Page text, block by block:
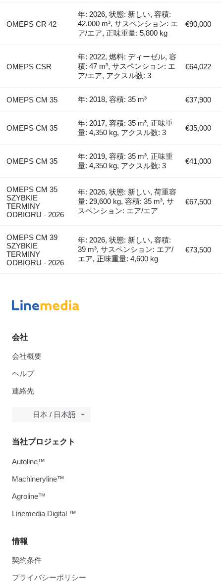
OMEPS CR 42
年: 2026, 状態: 新しい, 容積:
42,000 m³, サスペンション: エ
ア/エア, 正味重量: 5,800 kg
€90,000
OMEPS CSR
年: 2022, 燃料: ディーゼル, 容
積: 47 m³, サスペンション: エ
ア/エア, アクスル数: 3
€64,022
OMEPS CM 35 年: 2018, 容積: 35 m³ €37,900
OMEPS CM 35
年: 2017, 容積: 35 m³, 正味重
量: 4,350 kg, アクスル数: 3
€35,000
OMEPS CM 35
年: 2019, 容積: 35 m³, 正味重
量: 4,350 kg, アクスル数: 3
€41,000
OMEPS CM 35
SZYBKIE
TERMINY
ODBIORU - 2026
年: 2026, 状態: 新しい, 荷重容
量: 29,600 kg, 容積: 35 m³, サ
スペンション: エア/エア
€67,500
OMEPS CM 39
SZYBKIE
TERMINY
ODBIORU - 2026
年: 2026, 状態: 新しい, 容積:
39 m³, サスペンション: エア/
エア, 正味重量: 4,600 kg
€73,500
会社
会社概要
ヘルプ
連絡先
日本 / 日本語
情報
契約条件
プライバシーポリシー
当社プロジェクト
Autoline™
Machineryline™
Agroline™
Linemedia Digital ™